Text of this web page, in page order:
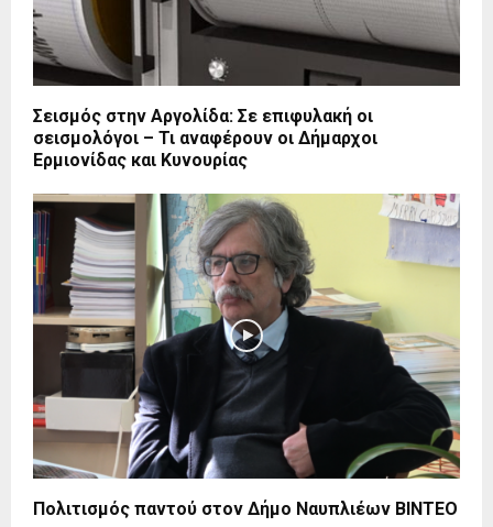
Σεισμός στην Αργολίδα: Σε επιφυλακή οι
σεισμολόγοι – Τι αναφέρουν οι Δήμαρχοι
Ερμιονίδας και Κυνουρίας
Πολιτισμός παντού στον Δήμο Ναυπλιέων ΒΙΝΤΕΟ